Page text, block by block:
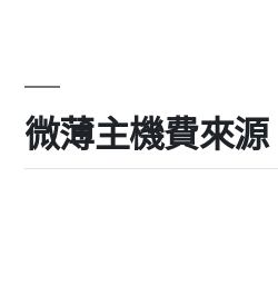
微薄主機費來源